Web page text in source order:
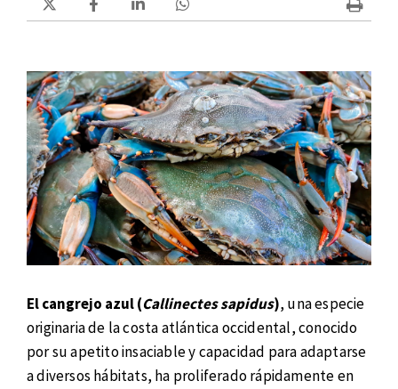
El cangrejo azul (Callinectes sapidus), una especie
originaria de la costa atlántica occidental, conocido
por su apetito insaciable y capacidad para adaptarse
a diversos hábitats, ha proliferado rápidamente en